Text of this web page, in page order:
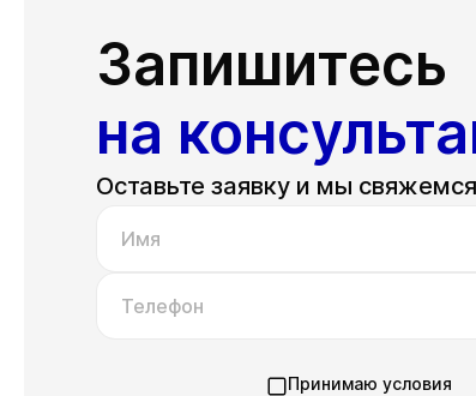
Запишитесь
на
Оставьте заявку и мы
Имя
Телефон
Принимаю условия